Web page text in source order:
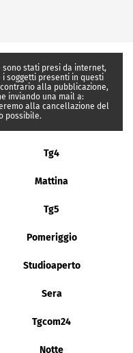
sono stati presi da internet,
soggetti presenti in questi
alla pubblicazione,
inviando una mail a:
alla cancellazione del
possibile.
Tg4
Mattina
Tg5
Pomeriggio
Studioaperto
Sera
Tgcom24
Notte